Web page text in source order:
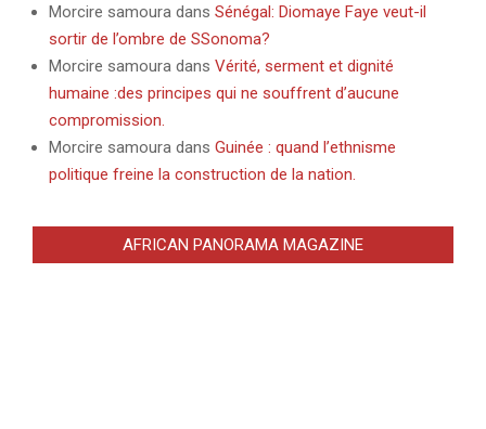
Morcire samoura dans Sénégal: Diomaye Faye veut-il
sortir de l’ombre de SSonoma?
Morcire samoura dans Vérité, serment et dignité
humaine :des principes qui ne souffrent d’aucune
compromission.
Morcire samoura dans Guinée : quand l’ethnisme
politique freine la construction de la nation.
AFRICAN PANORAMA MAGAZINE